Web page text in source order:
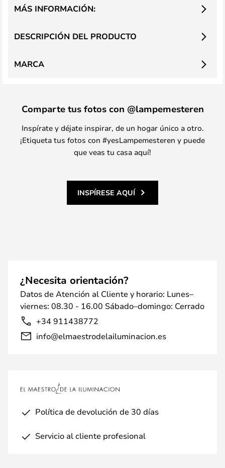
DESCRIPCIÓN DEL PRODUCTO
MÁS INFORMACIÓN:
MARCA
Comparte tus fotos con @lampemesteren
Inspírate y déjate inspirar, de un hogar único a otro.
¡Etiqueta tus fotos con #yesLampemesteren y puede
que veas tu casa aquí!
INSPÍRESE AQUÍ
¿Necesita orientación?
Datos de Atención al Cliente y horario: Lunes–
viernes: 08.30 - 16.00 Sábado–domingo: Cerrado
+34 911438772
info@elmaestrodelailuminacion.es
Política de devolución de 30 días
Servicio al cliente profesional